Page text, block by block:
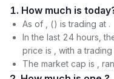
1. How much is
As of , () is trading at .
In the last 24 hours,
price is , with a
The market cap is ,